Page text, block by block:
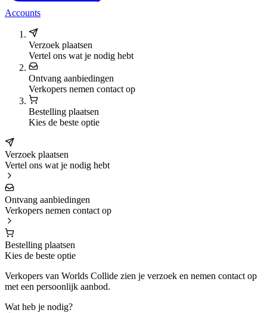
Accounts
Verzoek plaatsen
Vertel ons wat je nodig hebt
Ontvang aanbiedingen
Verkopers nemen contact op
Bestelling plaatsen
Kies de beste optie
Verzoek plaatsen
Vertel ons wat je nodig hebt
Ontvang aanbiedingen
Verkopers nemen contact op
Bestelling plaatsen
Kies de beste optie
Verkopers van Worlds Collide zien je verzoek en nemen contact op
met een persoonlijk aanbod.
Wat heb je nodig?